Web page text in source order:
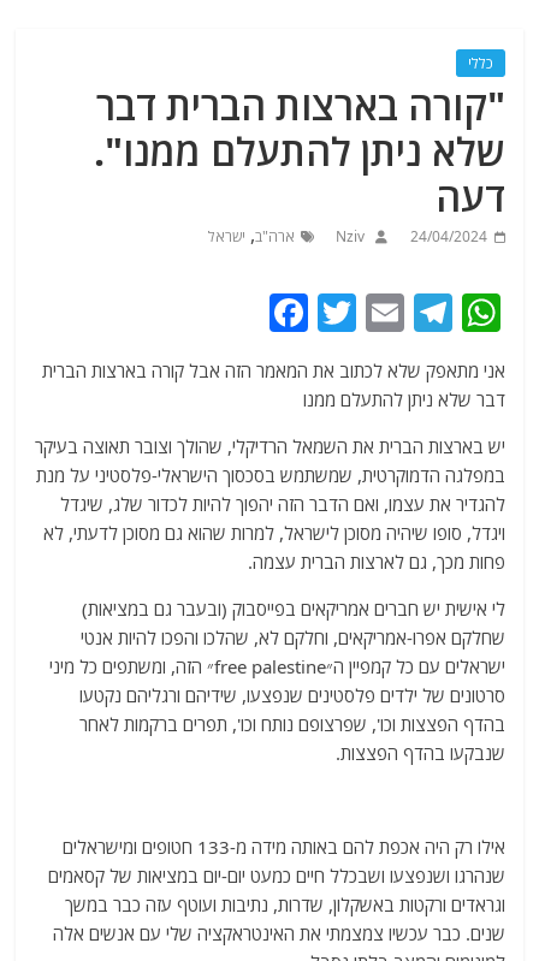
כללי
"קורה בארצות הברית דבר
שלא ניתן להתעלם ממנו".
דעה
24/04/2024
Nziv ארה"ב, ישראל
W
at
s
A
p
p
T
el
e
g
ra
m
E
ai
l
T
itt
er
c
e
b
o
o
k
אני מתאפק שלא לכתוב את המאמר הזה אבל קורה בארצות הברית
דבר שלא ניתן להתעלם ממנו
יש בארצות הברית את השמאל הרדיקלי, שהולך וצובר תאוצה בעיקר
במפלגה הדמוקרטית, שמשתמש בסכסוך הישראלי-פלסטיני על מנת
להגדיר את עצמו, ואם הדבר הזה יהפוך להיות לכדור שלג, שיגדל
ויגדל, סופו שיהיה מסוכן לישראל, למרות שהוא גם מסוכן לדעתי, לא
פחות מכך, גם לארצות הברית עצמה.
לי אישית יש חברים אמריקאים בפייסבוק (ובעבר גם במציאות)
שחלקם אפרו-אמריקאים, וחלקם לא, שהלכו והפכו להיות אנטי
ישראלים עם כל קמפיין ה״free palestine״ הזה, ומשתפים כל מיני
סרטונים של ילדים פלסטינים שנפצעו, שידיהם ורגליהם נקטעו
בהדף הפצצות וכו', שפרצופם נותח וכו', תפרים ברקמות לאחר
שנבקעו בהדף הפצצות.
אילו רק היה אכפת להם באותה מידה מ-133 חטופים ומישראלים
שנהרגו ושנפצעו ושבכלל חיים כמעט יום-יום במציאות של קסאמים
וגראדים ורקטות באשקלון, שדרות, נתיבות ועוטף עזה כבר במשך
שנים. כבר עכשיו צמצמתי את האינטראקציה שלי עם אנשים אלה